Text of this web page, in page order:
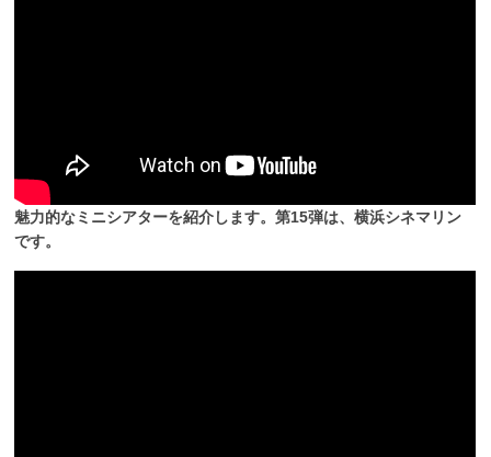
魅力的なミニシアターを紹介します。第15弾は、横浜シネマリン
です。